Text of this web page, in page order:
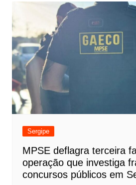
Sergipe
MPSE deflagra terceira
operação que investiga
concursos públicos em